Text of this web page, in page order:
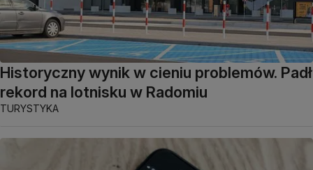
Historyczny wynik w cieniu problemów. Padł
rekord na lotnisku w Radomiu
TURYSTYKA